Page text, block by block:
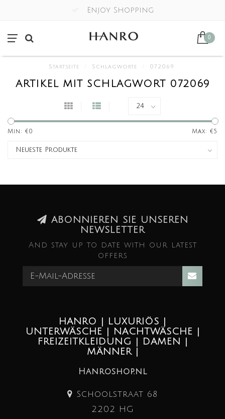
Enjoy Shopping
0
Startseite Schlagworte 072069
ARTIKEL MIT SCHLAGWORT 072069
Min: €0 Max: €5
ABONNIEREN SIE UNSEREN
NEWSLETTER
And stay up to date with our latest
offers
HANRO | LUXURIÖS |
UNTERWÄSCHE | NACHTWÄSCHE |
FREIZEITKLEIDUNG | DAMEN |
MÄNNER |
Hanroshop.nl
Schoolstraat 68
2202 HG